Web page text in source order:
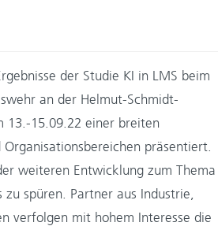
der Studie KI in LMS beim
an der Helmut-Schmidt-
13.-15.09.22 einer breiten
präsentiert.
weiteren Entwicklung zum Thema
zu spüren. Partner aus Industrie,
verfolgen mit hohem Interesse die